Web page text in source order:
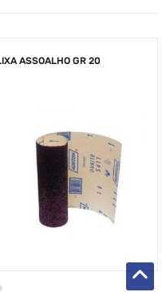
ASSOALHO GR 20